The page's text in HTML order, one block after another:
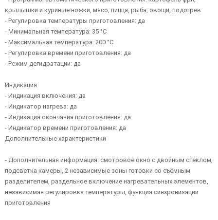
крылышки и куриные ножки, мясо, пицца, рыба, овощи, подогрев
- Регулировка температуры приготовления: да
- Минимальная температура: 35 °C
- Максимальная температура: 200 °C
- Регулировка времени приготовления: да
- Режим дегидратации: да
Индикация
- Индикация включения: да
- Индикатор нагрева: да
- Индикация окончания приготовления: да
- Индикатор времени приготовления: да
Дополнительные характеристики
- Дополнительная информация: смотровое окно с двойным стеклом,
подсветка камеры, 2 независимые зоны готовки со съёмным
разделителем, раздельное включение нагревательных элементов,
независимая регулировка температуры, функция синхронизации
приготовления